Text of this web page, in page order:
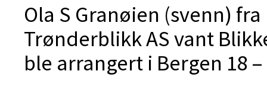
Ola S Granøien (svenn)
Trønderblikk AS vant
ble arrangert i Bergen 18